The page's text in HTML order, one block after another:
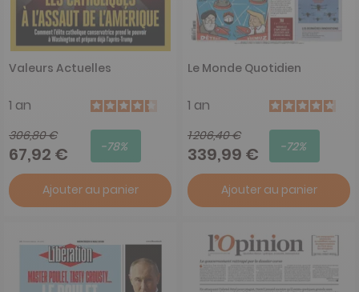
Valeurs Actuelles
1 an
306,80 €
67,92 € -78%
Ajouter au panier
Le Monde Quotidien
1 an
1 206,40 €
339,99 € -72%
Ajouter au panier